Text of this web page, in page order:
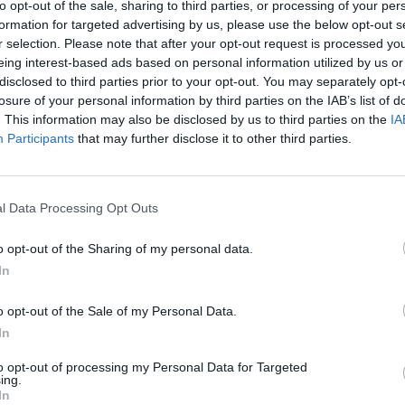
opt-out of the sale, sharing to third parties, or processing of your
for targeted advertising by us, please use the below opt-out
selection. Please note that after your opt-out request is processed
interest-based ads based on personal information utilized by us
to third parties prior to your opt-out. You may separately
of your personal information by third parties on the IAB’s list of
This information may also be disclosed by us to third parties on the
Participants that may further disclose it to other third parties.
Data Processing Opt Outs
opt-out of the Sharing of my personal data.
opt-out of the Sale of my Personal Data.
opt-out of processing my Personal Data for Targeted
bankok állampapír-kereslete augusztusban sem,
forinttal tudnák a bankszektor egészében
a hitelintézetek, miután a teljes állampapír-
Mindeközben a magyar lakosság által tartott
mint 1600 milliárd forinttal nőtt idén úgy, hogy az
Day 2026Ismét jön a Portfolio szűk körű, exkluzív
számára! Kíváncsi vagy, melyek lesznek a 2027-es
trendek? Itt az egyedülálló lehetőség az exkluzív
trendek és várakozások egy helyen, kötetlenül,
portfolio.hu hírarchívumához tartozik, melynek olvasása